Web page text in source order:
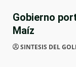
Gobierno
Maíz
SINTESIS DEL